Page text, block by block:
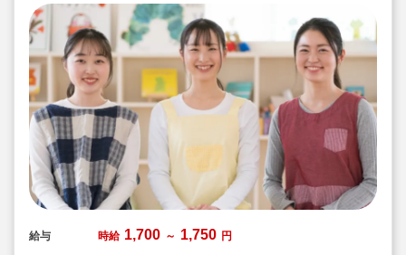
給与 時給 1,700 ～ 1,750 円